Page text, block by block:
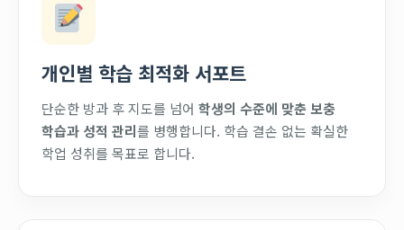
개인별 학습 최적화 서포트
단순한 방과 후 지도를 넘어 학생의 수준에 맞춘 보충
학습과 성적 관리를 병행합니다. 학습 결손 없는 확실한
학업 성취를 목표로 합니다.